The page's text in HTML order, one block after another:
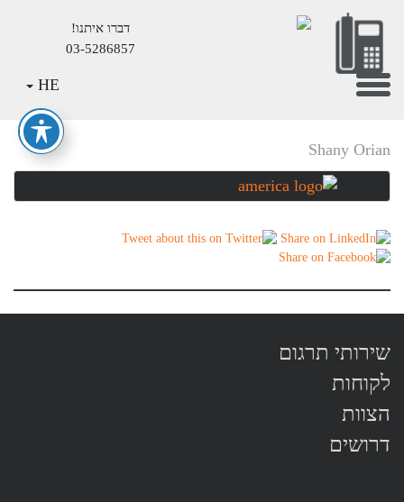
Main
Content
דברו איתנו!
03-5286857
Toggle
navigation
HE america
Shany Orian
שירותי תרגום
לקוחות
הצוות
דרושים